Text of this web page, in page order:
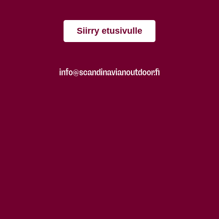
Siirry etusivulle
info@scandinavianoutdoor.fi